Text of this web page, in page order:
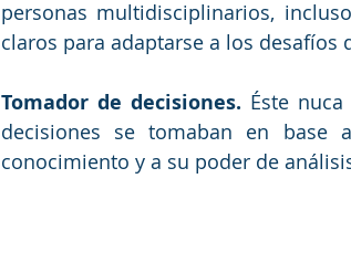
personas multidisciplinarios,
claros para adaptarse a los desafíos
Tomador de decisiones. Éste
decisiones se tomaban en
conocimiento y a su poder de